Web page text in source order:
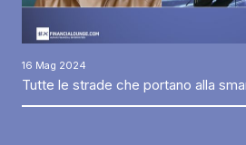
16 Mag 2024
Tutte le strade che portano alla